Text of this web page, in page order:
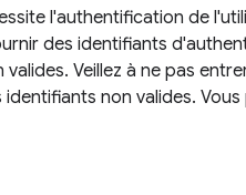
l'authentification de
des identifiants
Veillez à ne pas
non valides.